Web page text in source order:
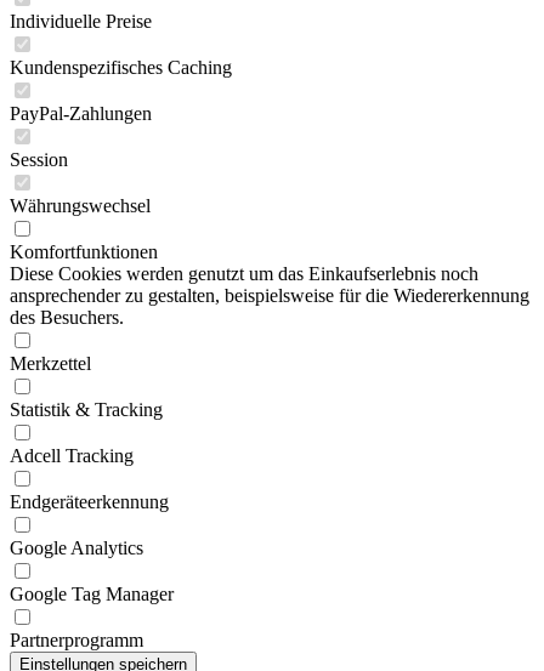
Individuelle Preise
Kundenspezifisches Caching
PayPal-Zahlungen
Session
Währungswechsel
Komfortfunktionen
Diese Cookies werden genutzt um das Einkaufserlebnis noch
ansprechender zu gestalten, beispielsweise für die Wiedererkennung
des Besuchers.
Merkzettel
Statistik & Tracking
Adcell Tracking
Endgeräteerkennung
Google Analytics
Google Tag Manager
Partnerprogramm